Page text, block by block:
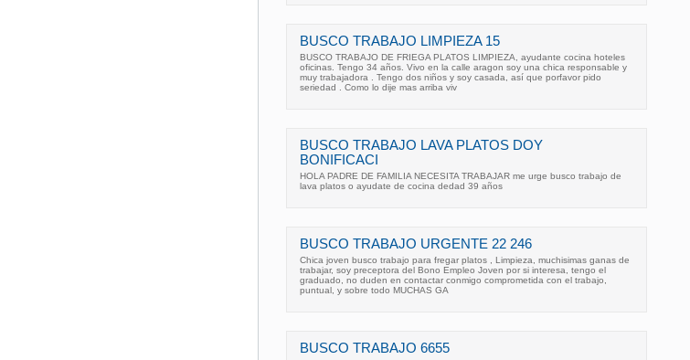
BUSCO TRABAJO LIMPIEZA 15
BUSCO TRABAJO DE FRIEGA PLATOS LIMPIEZA, ayudante cocina hoteles
oficinas. Tengo 34 años. Vivo en la calle aragon soy una chica responsable y
muy trabajadora . Tengo dos niños y soy casada, así que porfavor pido
seriedad . Como lo dije mas arriba viv
BUSCO TRABAJO LAVA PLATOS DOY
BONIFICACI
HOLA PADRE DE FAMILIA NECESITA TRABAJAR me urge busco trabajo de
lava platos o ayudate de cocina dedad 39 años
BUSCO TRABAJO URGENTE 22 246
Chica joven busco trabajo para fregar platos , Limpieza, muchisimas ganas de
trabajar, soy preceptora del Bono Empleo Joven por si interesa, tengo el
graduado, no duden en contactar conmigo comprometida con el trabajo,
puntual, y sobre todo MUCHAS GA
BUSCO TRABAJO 6655